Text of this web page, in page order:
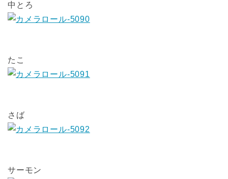
中とろ
たこ
さば
サーモン